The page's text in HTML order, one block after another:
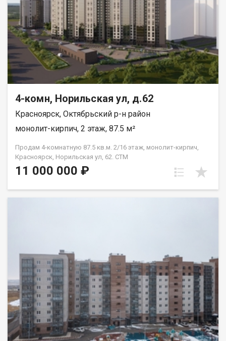
4-комн, Норильская ул, д.62
Красноярск, Октябрьский р-н район
монолит-кирпич, 2 этаж, 87.5 м²
Продам 4-комнатную 87.5 кв.м. 2/16 этаж, монолит-кирпич,
Красноярск, Норильская ул, 62. СТМ
11 000 000 ₽